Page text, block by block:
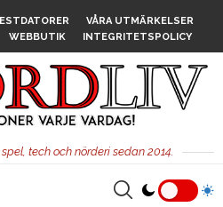
VÅRA UTMÄRKELSER
WEBBUTIK INTEGRITETSPOLICY
tech och nörderi sedan 2014.